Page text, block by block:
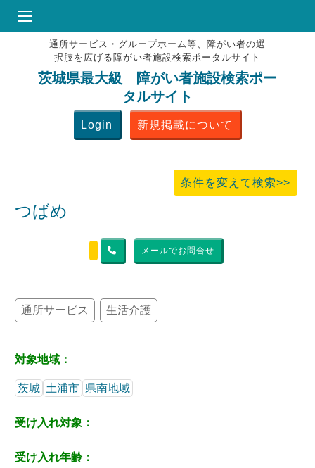
HOME
♥お気にりブックマーク
掲載会員MENU
よくある質問
通所サービス・グループホーム等、障がい者の選
択肢を広げる障がい者施設検索ポータルサイト
茨城県最大級 障がい者施設検索ポー
タルサイト
Login 新規掲載について
条件を変えて検索>>
つばめ
メールでお問合せ
通所サービス 生活介護
対象地域：
茨城 土浦市 県南地域
受け入れ対象：
受け入れ年齢：